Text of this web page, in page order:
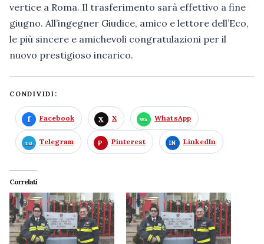
vertice a Roma. Il trasferimento sarà effettivo a fine
giugno. All’ingegner Giudice, amico e lettore dell’Eco,
le più sincere e amichevoli congratulazioni per il
nuovo prestigioso incarico.
CONDIVIDI:
Facebook X WhatsApp
Telegram Pinterest LinkedIn
Correlati